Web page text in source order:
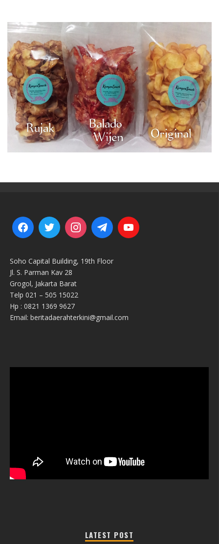
Soho Capital Building, 19th Floor
Jl. S. Parman Kav 28
Grogol, Jakarta Barat
Telp 021 – 505 15022
Hp : 0821 1369 9627
Email: beritadaerahterkini@gmail.com
LATEST POST